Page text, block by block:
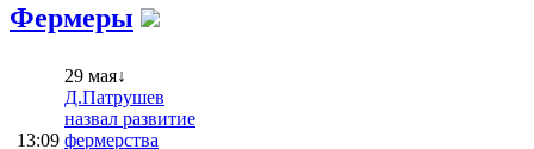
Фермеры
13:09
29 мая↓
Д.Патрушев
назвал развитие
фермерства